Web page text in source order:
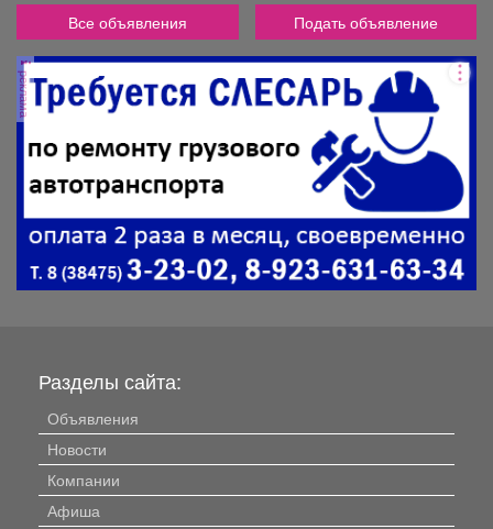
Все объявления Подать объявление
реклама
Разделы сайта:
Объявления
Новости
Компании
Афиша